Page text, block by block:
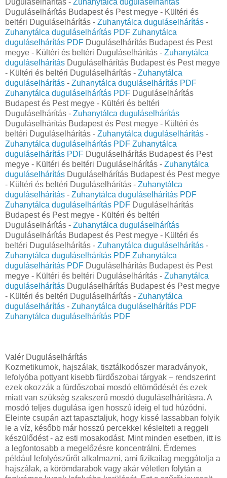
Duguláselhárítás Budapest és Pest megye - Kültéri és
beltéri Duguláselhárítás - Zuhanytálca duguláselhárítás -
Zuhanytálca duguláselhárítás PDF Zuhanytálca
duguláselhárítás PDF Duguláselhárítás Budapest és Pest
megye - Kültéri és beltéri Duguláselhárítás - Zuhanytálca
duguláselhárítás Duguláselhárítás Budapest és Pest megye
- Kültéri és beltéri Duguláselhárítás - Zuhanytálca
duguláselhárítás - Zuhanytálca duguláselhárítás PDF
Zuhanytálca duguláselhárítás PDF Duguláselhárítás
Budapest és Pest megye - Kültéri és beltéri
Duguláselhárítás - Zuhanytálca duguláselhárítás
Duguláselhárítás Budapest és Pest megye - Kültéri és
beltéri Duguláselhárítás - Zuhanytálca duguláselhárítás -
Zuhanytálca duguláselhárítás PDF Zuhanytálca
duguláselhárítás PDF Duguláselhárítás Budapest és Pest
megye - Kültéri és beltéri Duguláselhárítás - Zuhanytálca
duguláselhárítás Duguláselhárítás Budapest és Pest megye
- Kültéri és beltéri Duguláselhárítás - Zuhanytálca
duguláselhárítás - Zuhanytálca duguláselhárítás PDF
Zuhanytálca duguláselhárítás PDF Duguláselhárítás
Budapest és Pest megye - Kültéri és beltéri
Duguláselhárítás - Zuhanytálca duguláselhárítás
Duguláselhárítás Budapest és Pest megye - Kültéri és
beltéri Duguláselhárítás - Zuhanytálca duguláselhárítás -
Zuhanytálca duguláselhárítás PDF Zuhanytálca
duguláselhárítás PDF Duguláselhárítás Budapest és Pest
megye - Kültéri és beltéri Duguláselhárítás - Zuhanytálca
duguláselhárítás Duguláselhárítás Budapest és Pest megye
- Kültéri és beltéri Duguláselhárítás - Zuhanytálca
duguláselhárítás - Zuhanytálca duguláselhárítás PDF
Zuhanytálca duguláselhárítás PDF
Valér Duguláselhárítás
Kozmetikumok, hajszálak, tisztálkodószer maradványok,
lefolyóba pottyant kisebb fürdőszobai tárgyak – rendszerint
ezek okozzák a fürdőszobai mosdó eltömődését és ezek
miatt van szükség szakszerű mosdó duguláselhárításra. A
mosdó teljes dugulása igen hosszú ideig el tud húzódni.
Eleinte csupán azt tapasztaljuk, hogy kissé lassabban folyik
le a víz, később már hosszú percekkel késlelteti a reggeli
készülődést - az esti mosakodást. Mint minden esetben, itt is
a legfontosabb a megelőzésre koncentrálni. Érdemes
például lefolyószűrőt alkalmazni, ami fizikailag meggátolja a
hajszálak, a körömdarabok vagy akár véletlen folytán a